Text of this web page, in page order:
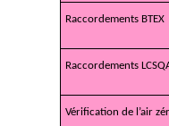
Raccordements BTEX
Raccordements
Vérification de l’air